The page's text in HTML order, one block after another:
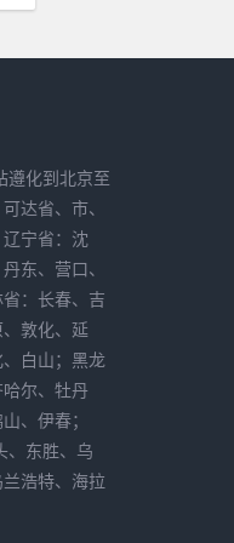
遵化到北京至
达省、市、
宁省：沈
东、营口、
：长春、吉
敦化、延
白山；黑龙
尔、牡丹
、伊春；
东胜、乌
浩特、海拉